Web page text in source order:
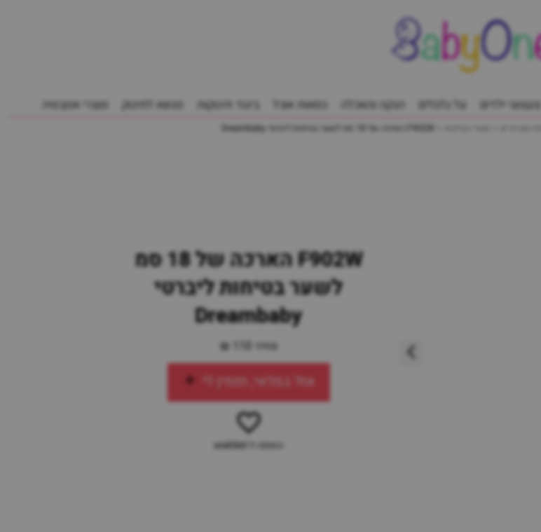
צעצועי ילדים על גלגלים הנקה והאכלה כסאות אוכל ביגוד תינוקות מנשא לתינוק מוצרי אמבטיה
F902W הארכה של 18 סמ לשער בטיחות ליברטי Dreambaby
F902W הארכה של 18 סמ
לשער בטיחות ליברטי
Dreambaby
מחיר 110 ₪
אזל במלאי, תזמין לי
הוספה ל-wishlist